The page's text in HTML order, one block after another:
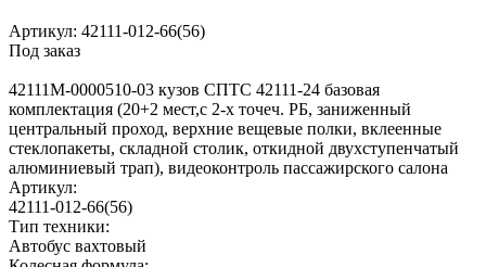
Артикул: 42111-012-66(56)
Под заказ
42111М-0000510-03 кузов СПТС 42111-24 базовая
комплектация (20+2 мест,с 2-х точеч. РБ, заниженный
центральный проход, верхние вещевые полки, вклеенные
стеклопакеты, складной столик, откидной двухступенчатый
алюминиевый трап), видеоконтроль пассажирского салона
Артикул:
42111-012-66(56)
Тип техники:
Автобус вахтовый